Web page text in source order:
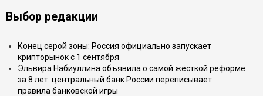
Выбор редакции
Конец серой зоны: Россия официально запускает
крипторынок с 1 сентября
Эльвира Набиуллина объявила о самой жёсткой реформе
за 8 лет: центральный банк России переписывает
правила банковской игры